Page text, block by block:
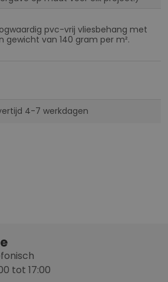
pvc-vrij vliesbehang met
gewicht van 140 gram per m².
4-7 werkdagen
tot 17:00